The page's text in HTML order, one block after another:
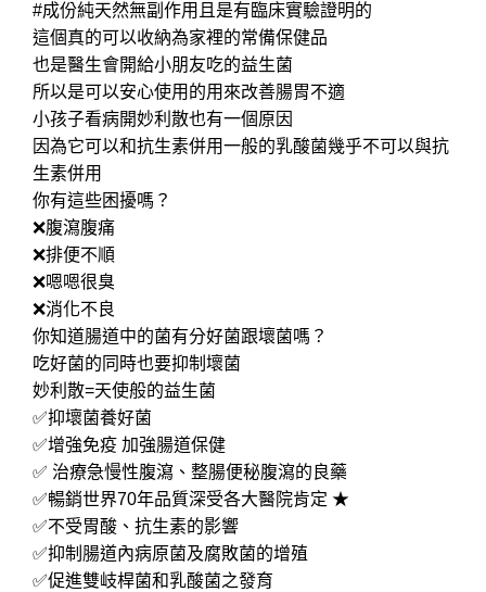
#成份純天然無副作用且是有臨床實驗證明的
這個真的可以收納為家裡的常備保健品
也是醫生會開給小朋友吃的益生菌
所以是可以安心使用的用來改善腸胃不適
小孩子看病開妙利散也有一個原因
因為它可以和抗生素併用一般的乳酸菌幾乎不可以與抗
生素併用
你有這些困擾嗎？
❌腹瀉腹痛
❌排便不順
❌嗯嗯很臭
❌消化不良
你知道腸道中的菌有分好菌跟壞菌嗎？
吃好菌的同時也要抑制壞菌
妙利散=天使般的益生菌
✅抑壞菌養好菌
✅增強免疫 加強腸道保健
✅ 治療急慢性腹瀉、整腸便秘腹瀉的良藥
✅暢銷世界70年品質深受各大醫院肯定 ★
✅不受胃酸、抗生素的影響
✅抑制腸道內病原菌及腐敗菌的增殖
✅促進雙岐桿菌和乳酸菌之發育